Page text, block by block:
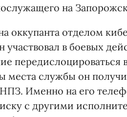
на
оккупанта отделом
участвовал в боевых
передислоцироваться
места службы он
Именно на его
с другими